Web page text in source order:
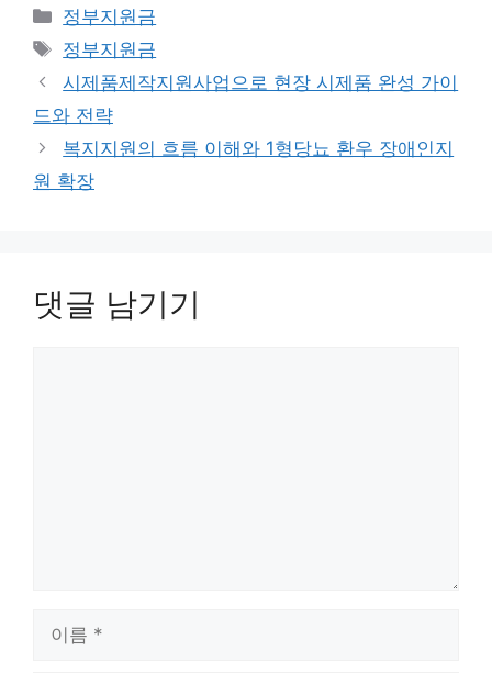
카
테
리
정부지원금
태
그
정부지원금
시제품제작지원사업으로 현장 시제품 완성 가이
드와 전략
복지지원의 흐름 이해와 1형당뇨 환우 장애인지
원 확장
댓글 남기기